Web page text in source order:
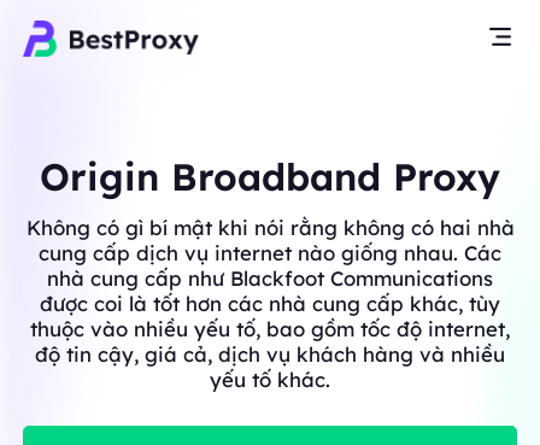
Origin Broadband Proxy
Không có gì bí mật khi nói rằng không có hai nhà
cung cấp dịch vụ internet nào giống nhau. Các
nhà cung cấp như Blackfoot Communications
được coi là tốt hơn các nhà cung cấp khác, tùy
thuộc vào nhiều yếu tố, bao gồm tốc độ internet,
độ tin cậy, giá cả, dịch vụ khách hàng và nhiều
yếu tố khác.